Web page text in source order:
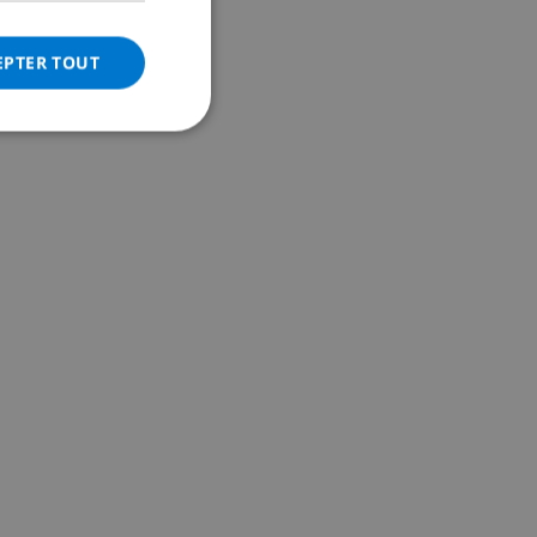
DANISH
TOUT